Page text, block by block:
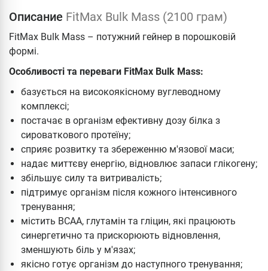
Описание FitMax Bulk Mass (2100 грам)
FitMax Bulk Mass – потужний гейнер в порошковій
формі.
Особливості та переваги FitMax Bulk Mass:
базується на високоякісному вуглеводному
комплексі;
постачає в організм ефективну дозу білка з
сироваткового протеїну;
сприяє розвитку та збереженню м'язової маси;
надає миттєву енергію, відновлює запаси глікогену;
збільшує силу та витривалість;
підтримує організм після кожного інтенсивного
тренування;
містить BCAA, глутамін та гліцин, які працюють
синергетично та прискорюють відновлення,
зменшують біль у м'язах;
якісно готує організм до наступного тренування;